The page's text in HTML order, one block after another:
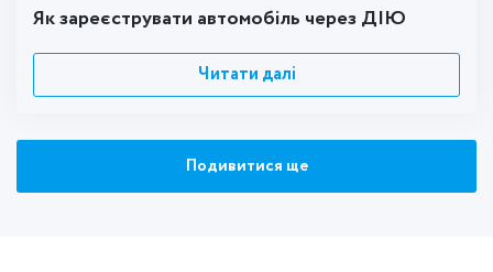
Як зареєструвати автомобіль через ДІЮ
Читати далі
Подивитися ще